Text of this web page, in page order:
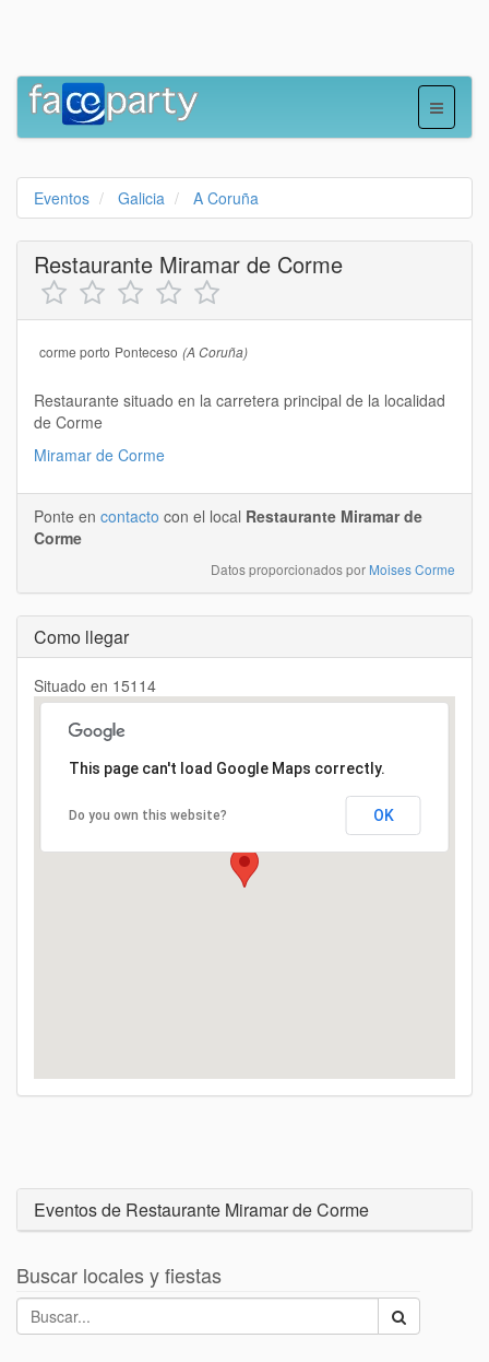
Eventos Galicia A Coruña
Restaurante Miramar de Corme
corme porto Ponteceso (A Coruña)
Restaurante situado en la carretera principal de la localidad
de Corme
Miramar de Corme
Ponte en contacto con el local Restaurante Miramar de
Corme
Datos proporcionados por Moises Corme
Como llegar
Situado en 15114
Cargando...
This page can't load Google Maps correctly.
Do you own this website? OK
Eventos de Restaurante Miramar de Corme
Buscar locales y fiestas